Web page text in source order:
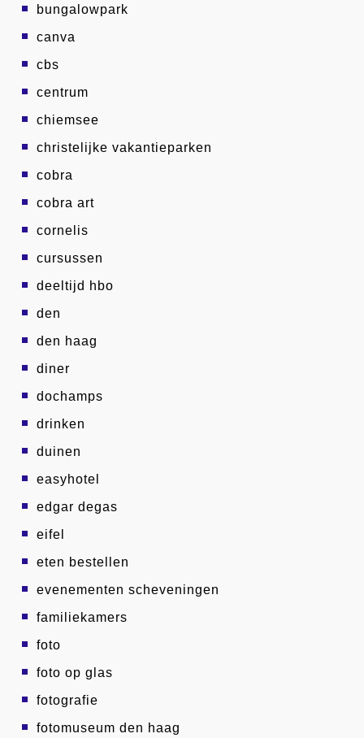
bungalowpark
canva
cbs
centrum
chiemsee
christelijke vakantieparken
cobra
cobra art
cornelis
cursussen
deeltijd hbo
den
den haag
diner
dochamps
drinken
duinen
easyhotel
edgar degas
eifel
eten bestellen
evenementen scheveningen
familiekamers
foto
foto op glas
fotografie
fotomuseum den haag